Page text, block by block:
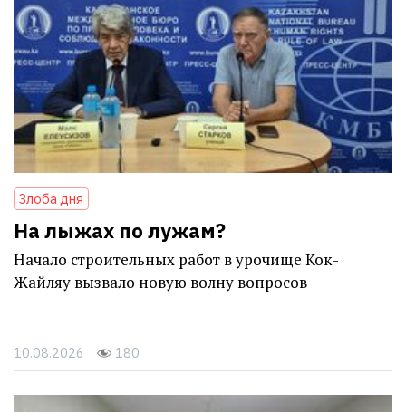
Злоба дня
На лыжах по лужам?
Начало строительных работ в урочище Кок-
Жайляу вызвало новую волну вопросов
10.08.2026 180